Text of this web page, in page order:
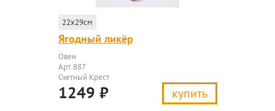
22x29см
Ягодный ликёр
Овен
Арт. 887
Счетный Крест
1249 ₽ купить